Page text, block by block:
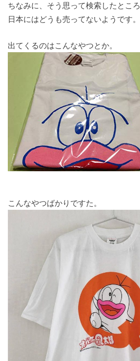
ちなみに、そう思って検索したところ
日本にはどうも売ってないようです。
出てくるのはこんなやつとか。
こんなやつばかりですた。